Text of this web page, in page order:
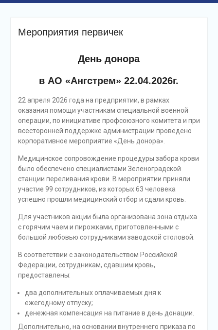
Мероприятия первичек
День донора
в АО «Ангстрем» 22.04.2026г.
22 апреля 2026 года на предприятии, в рамках
оказания помощи участникам специальной военной
операции, по инициативе профсоюзного комитета и при
всесторонней поддержке администрации проведено
корпоративное мероприятие «День донора».
Медицинское сопровождение процедуры забора крови
было обеспечено специалистами Зеленоградской
станции переливания крови. В мероприятии приняли
участие 99 сотрудников, из которых 63 человека
успешно прошли медицинский отбор и сдали кровь.
Для участников акции была организована зона отдыха
с горячим чаем и пирожками, приготовленными с
большой любовью сотрудниками заводской столовой.
В соответствии с законодательством Российской
Федерации, сотрудникам, сдавшим кровь,
предоставлены:
два дополнительных оплачиваемых дня к
ежегодному отпуску;
денежная компенсация на питание в день донации.
Дополнительно, на основании внутреннего приказа по